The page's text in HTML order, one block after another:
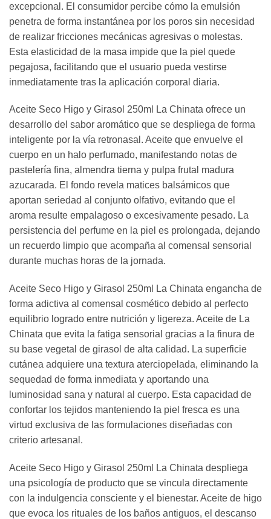
excepcional. El consumidor percibe cómo la emulsión
penetra de forma instantánea por los poros sin necesidad
de realizar fricciones mecánicas agresivas o molestas.
Esta elasticidad de la masa impide que la piel quede
pegajosa, facilitando que el usuario pueda vestirse
inmediatamente tras la aplicación corporal diaria.
Aceite Seco Higo y Girasol 250ml La Chinata ofrece un
desarrollo del sabor aromático que se despliega de forma
inteligente por la vía retronasal. Aceite que envuelve el
cuerpo en un halo perfumado, manifestando notas de
pastelería fina, almendra tierna y pulpa frutal madura
azucarada. El fondo revela matices balsámicos que
aportan seriedad al conjunto olfativo, evitando que el
aroma resulte empalagoso o excesivamente pesado. La
persistencia del perfume en la piel es prolongada, dejando
un recuerdo limpio que acompaña al comensal sensorial
durante muchas horas de la jornada.
Aceite Seco Higo y Girasol 250ml La Chinata engancha de
forma adictiva al comensal cosmético debido al perfecto
equilibrio logrado entre nutrición y ligereza. Aceite de La
Chinata que evita la fatiga sensorial gracias a la finura de
su base vegetal de girasol de alta calidad. La superficie
cutánea adquiere una textura aterciopelada, eliminando la
sequedad de forma inmediata y aportando una
luminosidad sana y natural al cuerpo. Esta capacidad de
confortar los tejidos manteniendo la piel fresca es una
virtud exclusiva de las formulaciones diseñadas con
criterio artesanal.
Aceite Seco Higo y Girasol 250ml La Chinata despliega
una psicología de producto que se vincula directamente
con la indulgencia consciente y el bienestar. Aceite de higo
que evoca los rituales de los baños antiguos, el descanso